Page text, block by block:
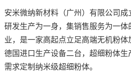
安米微纳新材料（广州）有限公司成
研发生产为一身，集销售服务为一体
业，是一家高起点立足高端无机粉
德国进口生产设备二台，超细粉体生
需求定制纳米级超细粉体。